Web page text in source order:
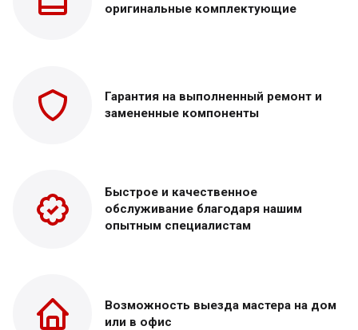
оригинальные комплектующие
Гарантия на выполненный ремонт и
замененные компоненты
Быстрое и качественное
обслуживание благодаря нашим
опытным специалистам
Возможность выезда мастера на дом
или в офис